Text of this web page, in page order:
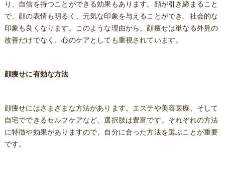
り、自信を持つことができる効果もあります。顔が引き締まること
で、顔の表情も明るく、元気な印象を与えることができ、社会的な
印象も良くなります。このような理由から、顔痩せは単なる外見の
改善だけでなく、心のケアとしても重視されています。
顔痩せに有効な方法
顔痩せにはさまざまな方法があります。エステや美容医療、そして
自宅でできるセルフケアなど、選択肢は豊富です。それぞれの方法
に特徴や効果がありますので、自分に合った方法を選ぶことが重要
です。